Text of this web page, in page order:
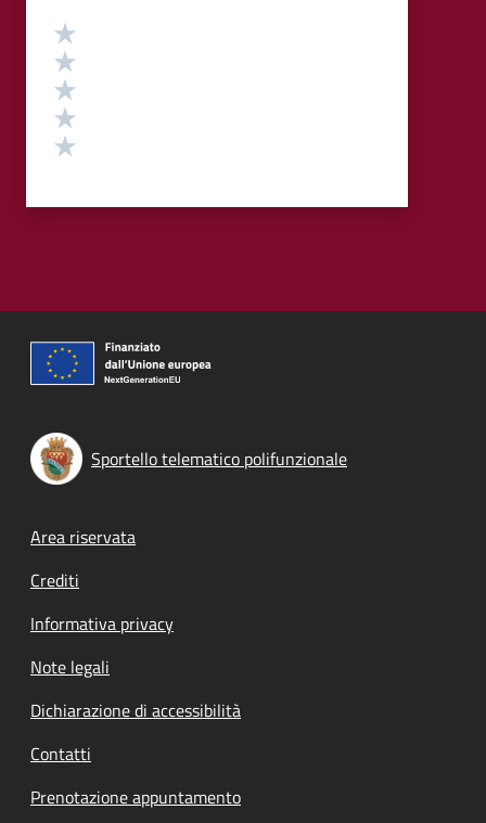
Valutazione
Sportello telematico polifunzionale
Footer menu
Area riservata
Crediti
Informativa privacy
Note legali
Dichiarazione di accessibilità
Contatti
Prenotazione appuntamento